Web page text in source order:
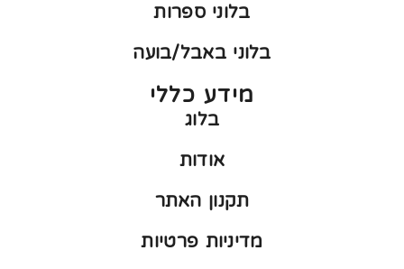
בלוני ספרות
בלוני באבל/בועה
מידע כללי
בלוג
אודות
תקנון האתר
מדיניות פרטיות